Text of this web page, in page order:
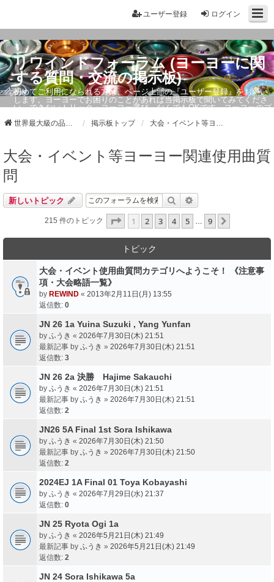
ログイン
ユーザー登録
リワインドフォーラム (ヨーヨーに関
する質問・交流の掲示板)
初めてご利用になられる方は、ページ上部の『ユーザー登録』をお願い
します。ヨーヨーでお困りのことがあれば当掲示板で聞いてみてくださ
い。できないトリック・ヨーヨー選び、なんでもOKです。ヨーヨーのプ
世界最大級の品ぞろえ ヨーヨーストア「リワインド」 掲示板トップ
大会・イベント等ヨーヨー関連使用曲質
問
新しいトピック 検索
215 件のトピック ページ1 ／
1 2 3 4 5 9
トピック
大会・イベント使用曲質問カテゴリへようこそ！ 《注意事
項・大会略語一覧》
by REWIND « 2013年2月11日(月) 13:55
返信数: 0
JN 26 1a Yuina Suzuki , Yang Yunfan
by ふうき « 2026年7月30日(木) 21:51
最新記事 by ふうき » 2026年7月30日(木) 21:51
返信数: 3
JN 26 2a 決勝 Hajime Sakauchi
by ふうき « 2026年7月30日(木) 21:51
最新記事 by ふうき » 2026年7月30日(木) 21:51
返信数: 2
JN26 5A Final 1st Sora Ishikawa
by ふうき « 2026年7月30日(木) 21:50
最新記事 by ふうき » 2026年7月30日(木) 21:50
返信数: 2
2024EJ 1A Final 01 Toya Kobayashi
by ふうき « 2026年7月29日(水) 21:37
返信数: 0
JN 25 Ryota Ogi 1a
by ふうき « 2026年5月21日(木) 21:49
最新記事 by ふうき » 2026年5月21日(木) 21:49
返信数: 2
JN 24 Sora Ishikawa 5a